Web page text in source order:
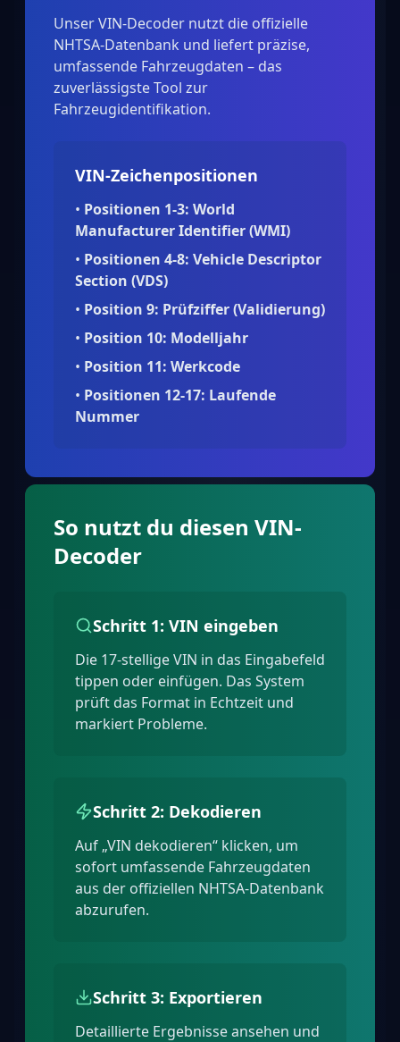
Unser VIN-Decoder nutzt die offizielle
NHTSA-Datenbank und liefert präzise,
umfassende Fahrzeugdaten – das
zuverlässigste Tool zur
Fahrzeugidentifikation.
VIN-Zeichenpositionen
• Positionen 1-3: World
Manufacturer Identifier (WMI)
• Positionen 4-8: Vehicle Descriptor
Section (VDS)
• Position 9: Prüfziffer (Validierung)
• Position 10: Modelljahr
• Position 11: Werkcode
• Positionen 12-17: Laufende
Nummer
So nutzt du diesen VIN-
Decoder
Schritt 1: VIN eingeben
Die 17-stellige VIN in das Eingabefeld
tippen oder einfügen. Das System
prüft das Format in Echtzeit und
markiert Probleme.
Schritt 2: Dekodieren
Auf „VIN dekodieren“ klicken, um
sofort umfassende Fahrzeugdaten
aus der offiziellen NHTSA-Datenbank
abzurufen.
Schritt 3: Exportieren
Detaillierte Ergebnisse ansehen und